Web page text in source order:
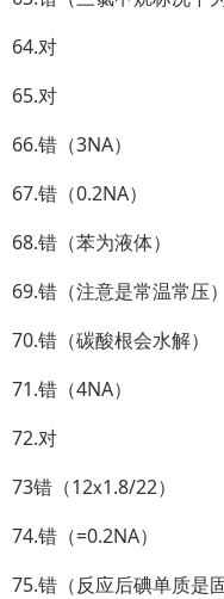
64.对
65.对
66.错（3NA）
67.错（0.2NA）
68.错（苯为液体）
69.错（注意是常温常压）
70.错（碳酸根会水解）
71.错（4NA）
72.对
73错（12ⅹ1.8/22）
74.错（=0.2NA）
75.错（反应后碘单质是固